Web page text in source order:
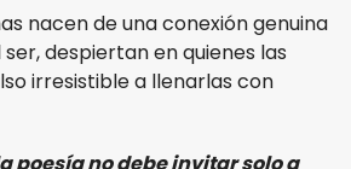
nacen de una conexión genuina
despiertan en quienes las
irresistible a llenarlas con